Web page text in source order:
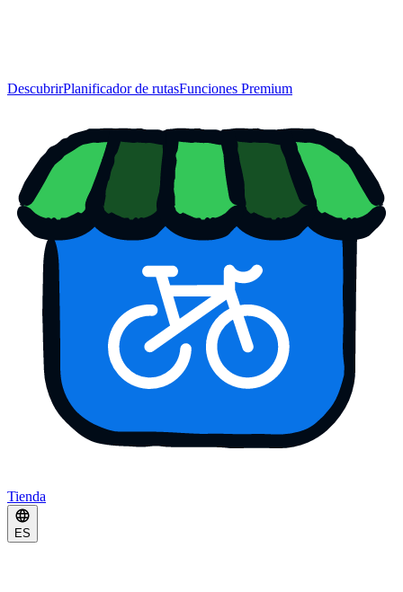
DescubrirPlanificador de rutasFunciones Premium
Tienda
ES